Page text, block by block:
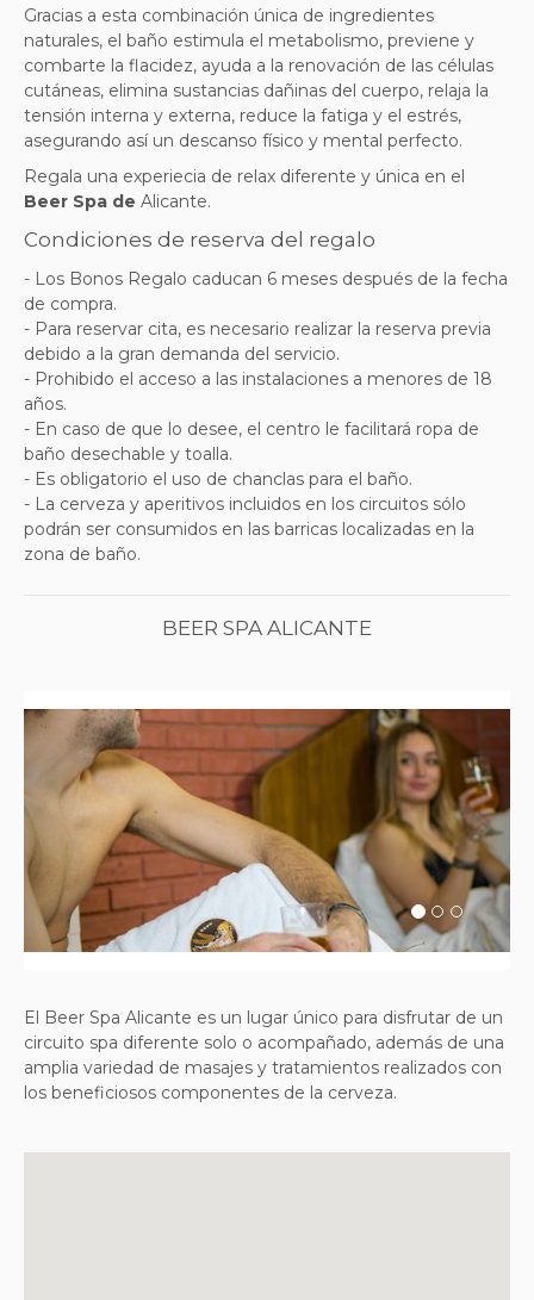
Gracias a esta combinación única de ingredientes
naturales, el baño estimula el metabolismo, previene y
combarte la flacidez, ayuda a la renovación de las células
cutáneas, elimina sustancias dañinas del cuerpo, relaja la
tensión interna y externa, reduce la fatiga y el estrés,
asegurando así un descanso físico y mental perfecto.
Regala una experiecia de relax diferente y única en el
Beer Spa de Alicante.
Condiciones de reserva del regalo
- Los Bonos Regalo caducan 6 meses después de la fecha
de compra.
- Para reservar cita, es necesario realizar la reserva previa
debido a la gran demanda del servicio.
- Prohibido el acceso a las instalaciones a menores de 18
años.
- En caso de que lo desee, el centro le facilitará ropa de
baño desechable y toalla.
- Es obligatorio el uso de chanclas para el baño.
- La cerveza y aperitivos incluidos en los circuitos sólo
podrán ser consumidos en las barricas localizadas en la
zona de baño.
BEER SPA ALICANTE
Previous Next
El Beer Spa Alicante es un lugar único para disfrutar de un
circuito spa diferente solo o acompañado, además de una
amplia variedad de masajes y tratamientos realizados con
los beneficiosos componentes de la cerveza.